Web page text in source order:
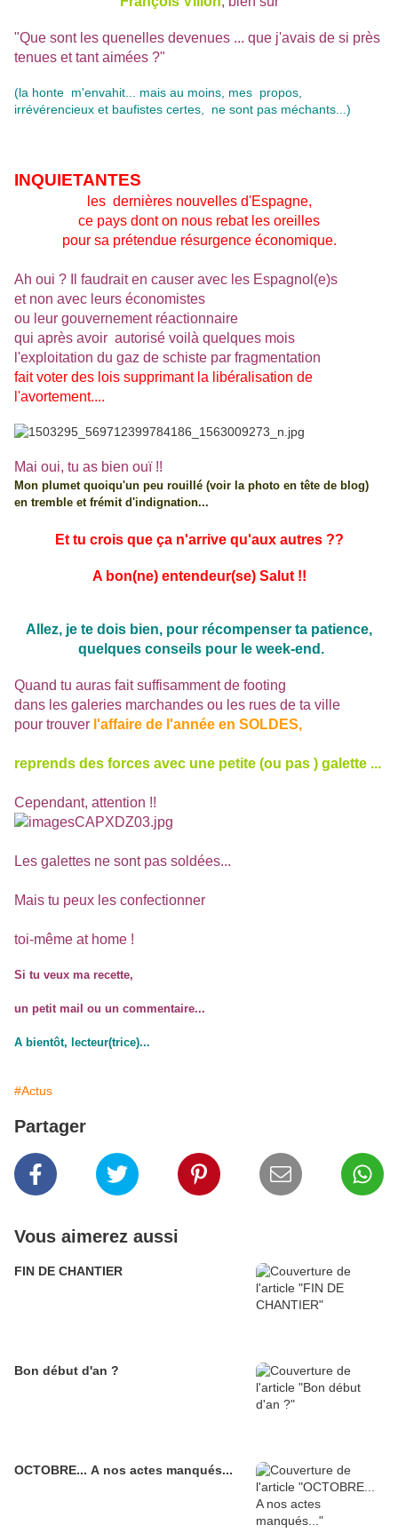
"Que sont les quenelles devenues ... que j'avais de si près
tenues et tant aimées ?"
(la honte m'envahit... mais au moins, mes propos,
irrévérencieux et baufistes certes, ne sont pas méchants...)
INQUIETANTES
les dernières nouvelles d'Espagne,
ce pays dont on nous rebat les oreilles
pour sa prétendue résurgence économique.
Ah oui ? Il faudrait en causer avec les Espagnol(e)s
et non avec leurs économistes
ou leur gouvernement réactionnaire
qui après avoir autorisé voilà quelques mois
l'exploitation du gaz de schiste par fragmentation
fait voter des lois supprimant la libéralisation de
l'avortement....
Mai oui, tu as bien ouï !!
Mon plumet quoiqu'un peu rouillé (voir la photo en tête de blog)
en tremble et frémit d'indignation...
Et tu crois que ça n'arrive qu'aux autres ??
A bon(ne) entendeur(se) Salut !!
Allez, je te dois bien, pour récompenser ta patience,
quelques conseils pour le week-end.
Quand tu auras fait suffisamment de footing
dans les galeries marchandes ou les rues de ta ville
pour trouver l'affaire de l'année en SOLDES,
reprends des forces avec une petite (ou pas ) galette ...
Cependant, attention !!
Les galettes ne sont pas soldées...
Mais tu peux les confectionner
toi-même at home !
Si tu veux ma recette,
un petit mail ou un commentaire...
A bientôt, lecteur(trice)...
#Actus
Partager
Vous aimerez aussi
FIN DE CHANTIER
Bon début d'an ?
OCTOBRE... A nos actes manqués...